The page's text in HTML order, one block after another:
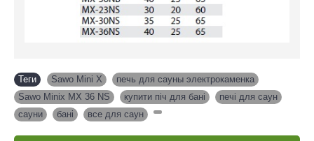
Теги Sawo Mini X печь для сауны электрокаменка
Sawo Minix MX 36 NS
купити піч для бані печі для саун
сауни
бані все для саун